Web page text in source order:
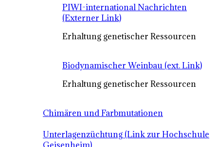
PIWI-international Nachrichten
(Externer Link)
Erhaltung genetischer Ressourcen
Biodynamischer Weinbau (ext. Link)
Erhaltung genetischer Ressourcen
Chimären und Farbmutationen
Unterlagenzüchtung (Link zur Hochschule